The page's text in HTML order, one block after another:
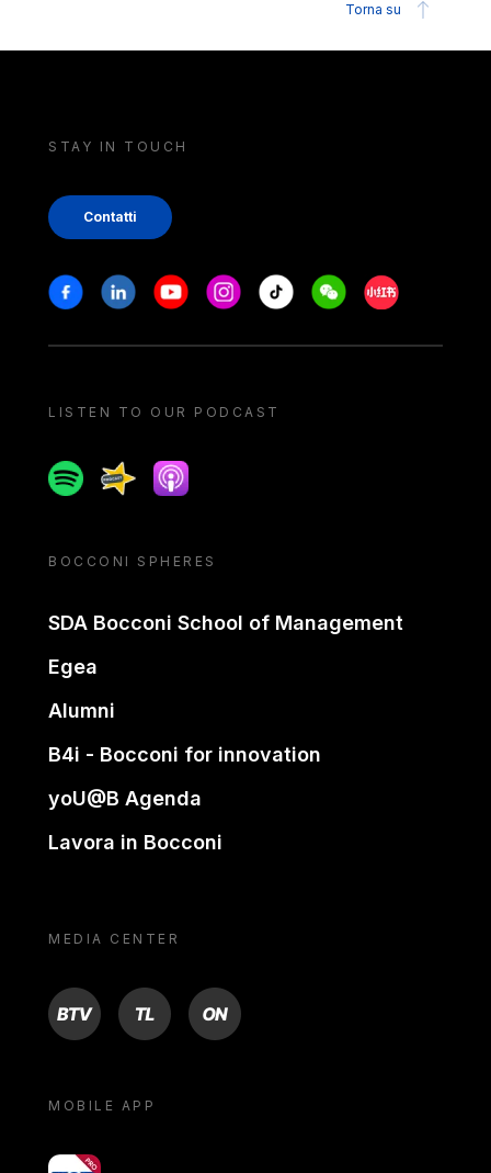
Torna su
STAY IN TOUCH
Contatti
Stay in touch
FacebookLinkedinYoutubeInstagram
Tiktok WeechatXiaohongshu/
LISTEN TO OUR PODCAST
SpotifySpreakerApple podcast
BOCCONI SPHERES
SDA Bocconi School of Management
Egea
Alumni
B4i - Bocconi for innovation
yoU@B Agenda
Lavora in Bocconi
MEDIA CENTER
BTV TL ON
MOBILE APP
yoU@B